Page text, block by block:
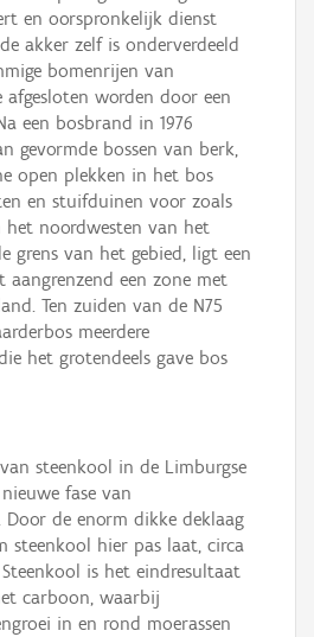
en oorspronkelijk dienst
akker zelf is onderverdeeld
bomenrijen van
afgesloten worden door een
een bosbrand in 1976
gevormde bossen van berk,
open plekken in het bos
en stuifduinen voor zoals
het noordwesten van het
grens van het gebied, ligt een
aangrenzend een zone met
Ten zuiden van de N75
meerdere
het grotendeels gave bos
steenkool in de Limburgse
fase van
de enorm dikke deklaag
steenkool hier pas laat, circa
is het eindresultaat
carboon, waarbij
in en rond moerassen